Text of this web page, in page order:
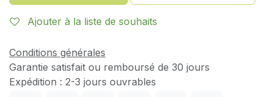
Ajouter à la liste de souhaits
Conditions générales
Garantie satisfait ou remboursé de 30 jours
Expédition : 2-3 jours ouvrables